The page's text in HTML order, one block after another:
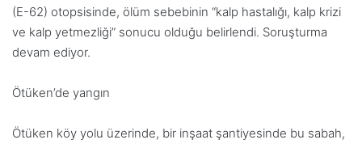
(E-62) otopsisinde, ölüm sebebinin “kalp hastalığı, kalp krizi
ve kalp yetmezliği” sonucu olduğu belirlendi. Soruşturma
devam ediyor.
Ötüken’de yangın
Ötüken köy yolu üzerinde, bir inşaat şantiyesinde bu sabah,